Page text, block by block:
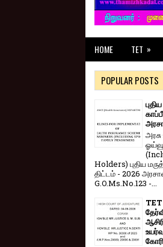
HOME TET »
POPULAR POSTS
Holders) புதிய
திட்டம் - 2026
G.O.Ms.No.123 -...
TET